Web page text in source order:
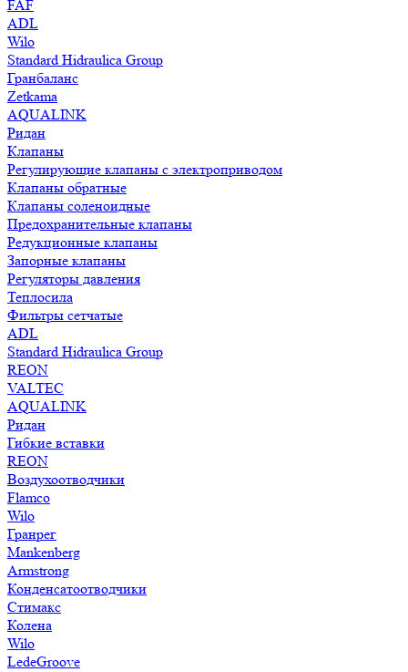
FAF
ADL
Wilo
Standard Hidraulica Group
Гранбаланс
Zetkama
AQUALINK
Ридан
Клапаны
Регулирующие клапаны с электроприводом
Клапаны обратные
Клапаны соленоидные
Предохранительные клапаны
Редукционные клапаны
Запорные клапаны
Регуляторы давления
Теплосила
Фильтры сетчатые
ADL
Standard Hidraulica Group
REON
VALTEC
AQUALINK
Ридан
Гибкие вставки
REON
Воздухоотводчики
Flamco
Wilo
Гранрег
Mankenberg
Armstrong
Конденсатоотводчики
Стимакс
Колена
Wilo
LedeGroove